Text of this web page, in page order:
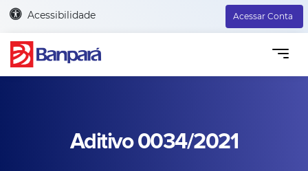
Acessibilidade Acessar Conta
Aditivo 0034/2021